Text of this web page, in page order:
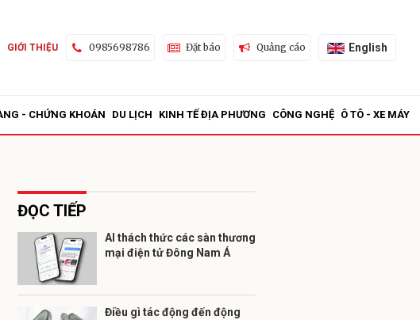
GIỚI THIỆU 0985698786 Đặt báo Quảng cáo English
- CHỨNG KHOÁN DU LỊCH KINH TẾ ĐỊA PHƯƠNG CÔNG NGHỆ Ô TÔ - XE MÁY
ĐỌC TIẾP
AI thách thức các sàn thương
mại điện tử Đông Nam Á
Điều gì tác động đến động
Gửi